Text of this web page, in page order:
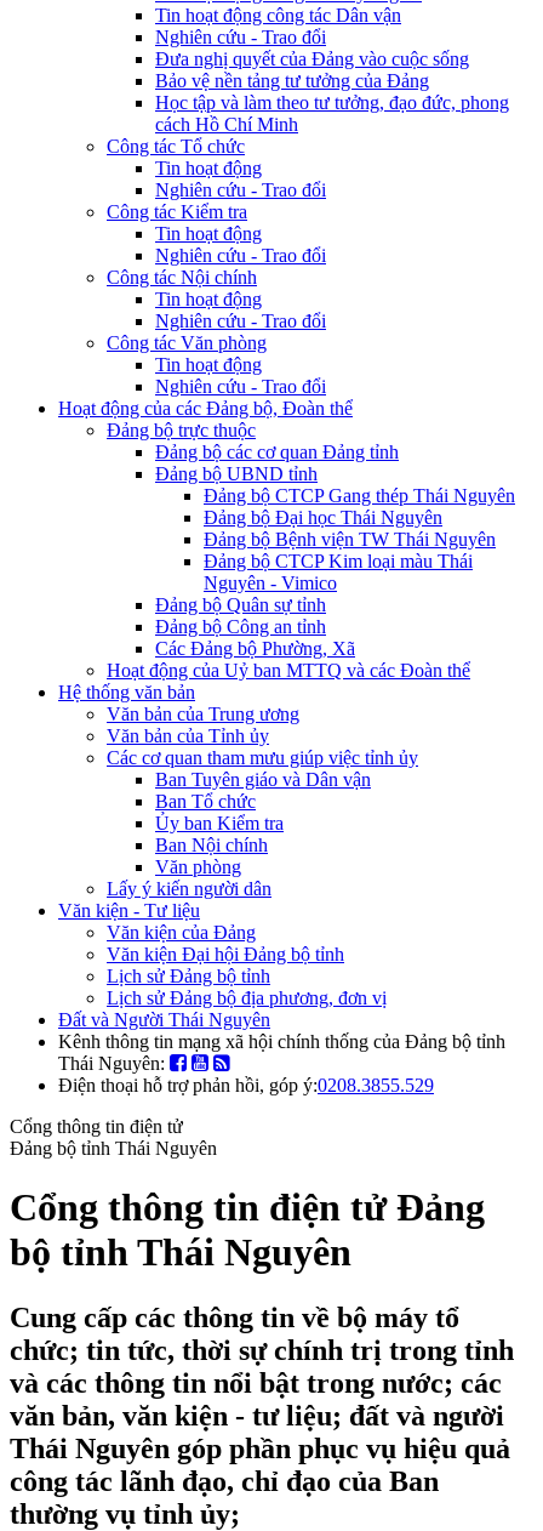
Tin hoạt động công tác Dân vận
Nghiên cứu - Trao đổi
Đưa nghị quyết của Đảng vào cuộc sống
Bảo vệ nền tảng tư tưởng của Đảng
Học tập và làm theo tư tưởng, đạo đức, phong
cách Hồ Chí Minh
Công tác Tổ chức
Tin hoạt động
Nghiên cứu - Trao đổi
Công tác Kiểm tra
Tin hoạt động
Nghiên cứu - Trao đổi
Công tác Nội chính
Tin hoạt động
Nghiên cứu - Trao đổi
Công tác Văn phòng
Tin hoạt động
Nghiên cứu - Trao đổi
Hoạt động của các Đảng bộ, Đoàn thể
Đảng bộ trực thuộc
Đảng bộ các cơ quan Đảng tỉnh
Đảng bộ UBND tỉnh
Đảng bộ CTCP Gang thép Thái Nguyên
Đảng bộ Đại học Thái Nguyên
Đảng bộ Bệnh viện TW Thái Nguyên
Đảng bộ CTCP Kim loại màu Thái
Nguyên - Vimico
Đảng bộ Quân sự tỉnh
Đảng bộ Công an tỉnh
Các Đảng bộ Phường, Xã
Hoạt động của Uỷ ban MTTQ và các Đoàn thể
Hệ thống văn bản
Văn bản của Trung ương
Văn bản của Tỉnh ủy
Các cơ quan tham mưu giúp việc tỉnh ủy
Ban Tuyên giáo và Dân vận
Ban Tổ chức
Ủy ban Kiểm tra
Ban Nội chính
Văn phòng
Lấy ý kiến người dân
Văn kiện - Tư liệu
Văn kiện của Đảng
Văn kiện Đại hội Đảng bộ tỉnh
Lịch sử Đảng bộ tỉnh
Lịch sử Đảng bộ địa phương, đơn vị
Đất và Người Thái Nguyên
Kênh thông tin mạng xã hội chính thống của Đảng bộ tỉnh
Thái Nguyên:
Điện thoại hỗ trợ phản hồi, góp ý:0208.3855.529
Cổng thông tin điện tử
Đảng bộ tỉnh Thái Nguyên
Cổng thông tin điện tử Đảng
bộ tỉnh Thái Nguyên
Cung cấp các thông tin về bộ máy tổ
chức; tin tức, thời sự chính trị trong tỉnh
và các thông tin nổi bật trong nước; các
văn bản, văn kiện - tư liệu; đất và người
Thái Nguyên góp phần phục vụ hiệu quả
công tác lãnh đạo, chỉ đạo của Ban
thường vụ tỉnh ủy;